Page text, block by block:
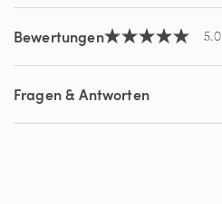
Bewertungen5.0
5
Sternen,
Durchschnittswert
Bewertung.
5.0
Fragen & Antworten